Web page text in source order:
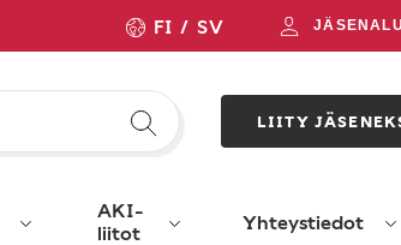
FI SV
LIITY
AKI-
liitot
Yhteystiedot